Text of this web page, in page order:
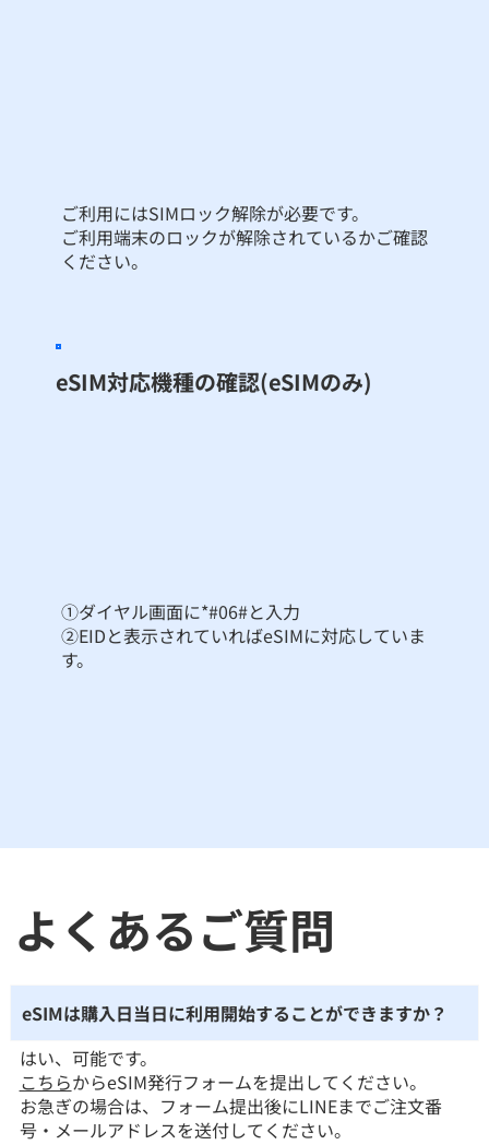
ご利用にはSIMロック解除が必要です。
ご利用端末のロックが解除されているかご確認
ください。
eSIM対応機種の確認(eSIMのみ)
①ダイヤル画面に*#06#と入力
②EIDと表示されていればeSIMに対応していま
す。
よくあるご質問
eSIMは購入日当日に利用開始することができますか？
はい、可能です。
こちらからeSIM発行フォームを提出してください。
お急ぎの場合は、フォーム提出後にLINEまでご注文番
号・メールアドレスを送付してください。